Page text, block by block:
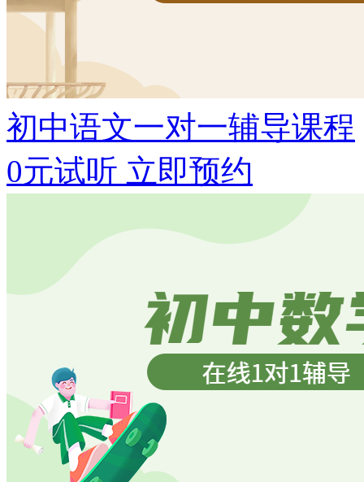
初中语文一对一辅导课程
0元试听 立即预约